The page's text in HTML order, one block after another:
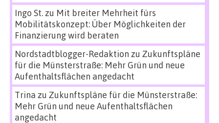
Ingo St.zu Mit breiter Mehrheit fürs
Mobilitätskonzept: Über Möglichkeiten der
Finanzierung wird beraten
Nordstadtblogger-Redaktion zu Zukunftspläne
für die Münsterstraße: Mehr Grün und neue
Aufenthaltsflächen angedacht
Trina zu Zukunftspläne für die Münsterstraße:
Mehr Grün und neue Aufenthaltsflächen
angedacht